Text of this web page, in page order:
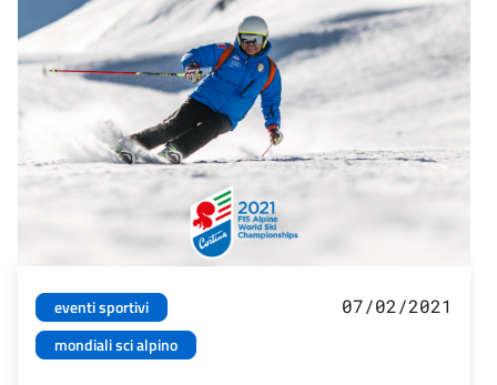
eventi sportivi
mondiali sci alpino
07/02/2021